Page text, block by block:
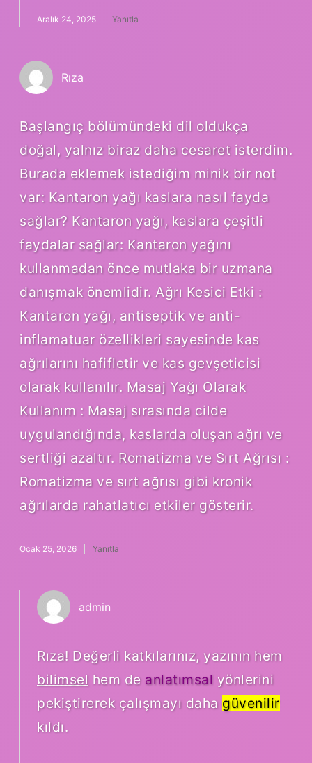
Aralık 24, 2025 Yanıtla
Rıza
Başlangıç bölümündeki dil oldukça
doğal, yalnız biraz daha cesaret isterdim.
Burada eklemek istediğim minik bir not
var: Kantaron yağı kaslara nasıl fayda
sağlar? Kantaron yağı, kaslara çeşitli
faydalar sağlar: Kantaron yağını
kullanmadan önce mutlaka bir uzmana
danışmak önemlidir. Ağrı Kesici Etki :
Kantaron yağı, antiseptik ve anti-
inflamatuar özellikleri sayesinde kas
ağrılarını hafifletir ve kas gevşeticisi
olarak kullanılır. Masaj Yağı Olarak
Kullanım : Masaj sırasında cilde
uygulandığında, kaslarda oluşan ağrı ve
sertliği azaltır. Romatizma ve Sırt Ağrısı :
Romatizma ve sırt ağrısı gibi kronik
ağrılarda rahatlatıcı etkiler gösterir.
Ocak 25, 2026 Yanıtla
admin
Rıza! Değerli katkılarınız, yazının hem
bilimsel hem de anlatımsal yönlerini
pekiştirerek çalışmayı daha güvenilir
kıldı.